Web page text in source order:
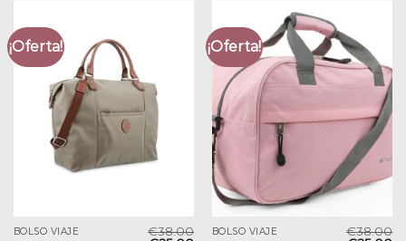
¡Oferta!
BOLSO VIAJE €38.00
¡Oferta!
BOLSO VIAJE €38.00